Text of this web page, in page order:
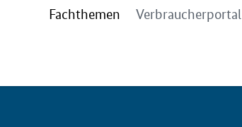
Fachthemen Verbraucherportal